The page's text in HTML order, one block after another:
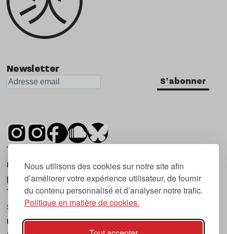
Nous utilisons des cookies sur notre site afin
d’améliorer votre expérience utilisateur, de fournir
du contenu personnalisé et d’analyser notre trafic.
Politique en matière de cookies.
Newsletter
S'abonner
Tsugi est un mensuel indépendant sur la
musique et les nouvelles tendances, dont la
première parution date de 2007.
Tsugi en japonais signifie « prochain », « suivant
», ce qui correspond à la thématique du
magazine, à l’affût des nouvelles tendances